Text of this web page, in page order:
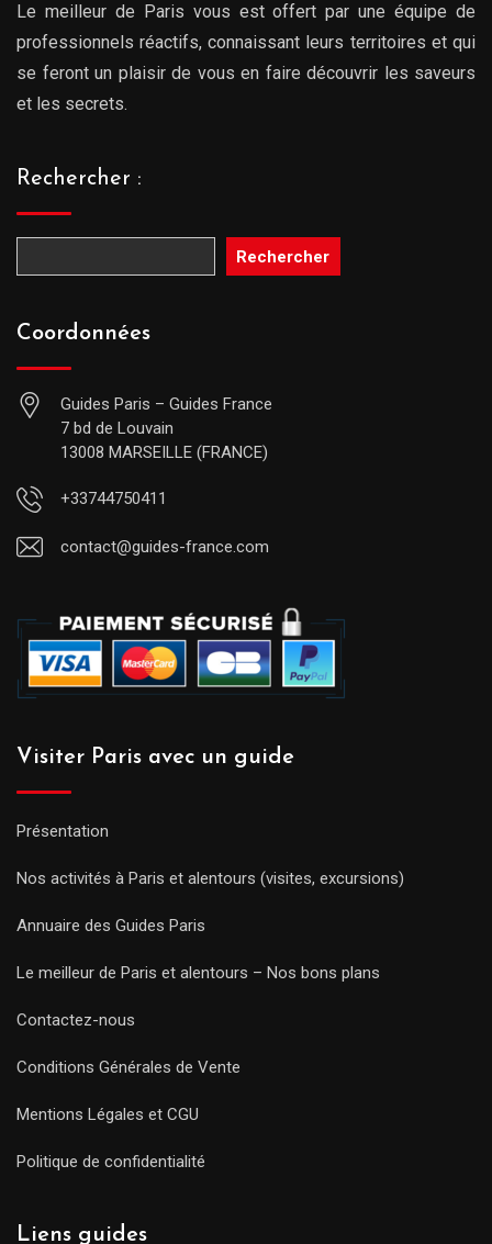
Le meilleur de Paris vous est offert par une équipe de
professionnels réactifs, connaissant leurs territoires et qui
se feront un plaisir de vous en faire découvrir les saveurs
et les secrets.
Rechercher :
Rechercher
Coordonnées
Guides Paris – Guides France
7 bd de Louvain
13008 MARSEILLE (FRANCE)
+33744750411
contact@guides-france.com
Visiter Paris avec un guide
Présentation
Nos activités à Paris et alentours (visites, excursions)
Annuaire des Guides Paris
Le meilleur de Paris et alentours – Nos bons plans
Contactez-nous
Conditions Générales de Vente
Mentions Légales et CGU
Politique de confidentialité
Liens guides